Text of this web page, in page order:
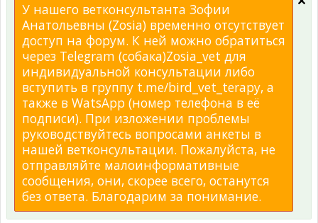
У нашего ветконсультанта Зофии
Анатольевны (Zosia) временно отсутствует
доступ на форум. К ней можно обратиться
через Telegram (собака)Zosia_vet для
индивидуальной консультации либо
вступить в группу t.me/bird_vet_terapy, а
также в WatsApp (номер телефона в её
подписи). При изложении проблемы
руководствуйтесь вопросами анкеты в
нашей ветконсультации. Пожалуйста, не
отправляйте малоинформативные
сообщения, они, скорее всего, останутся
без ответа. Благодарим за понимание.